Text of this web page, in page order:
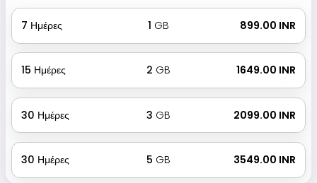
7 Ημέρες 1 GB ₹ 899.00 INR
15 Ημέρες 2 GB ₹ 1649.00 INR
30 Ημέρες 3 GB ₹ 2099.00 INR
30 Ημέρες 5 GB ₹ 3549.00 INR